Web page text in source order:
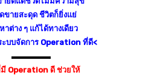
ขายสะดุด ชีวิตก็ยิ่งแย่
าต่าง ๆ แก้ได้ทางเดียว
ะบบจัดการ Operation ที่ดี<
▬▬▬▬▬
Operation ดี ช่วยให้